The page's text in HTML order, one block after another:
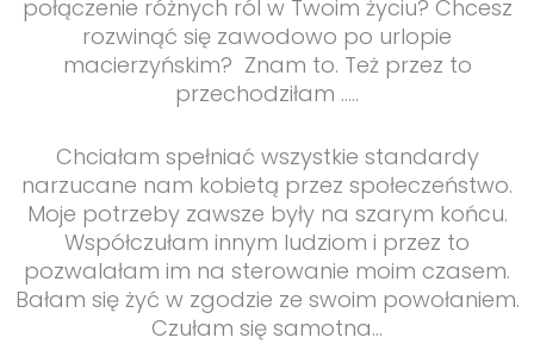
połączenie różnych ról w Twoim życiu? Chcesz
rozwinąć się zawodowo po urlopie
macierzyńskim? Znam to. Też przez to
przechodziłam …..
Chciałam spełniać wszystkie standardy
narzucane nam kobietą przez społeczeństwo.
Moje potrzeby zawsze były na szarym końcu.
Współczułam innym ludziom i przez to
pozwalałam im na sterowanie moim czasem.
Bałam się żyć w zgodzie ze swoim powołaniem.
Czułam się samotna…